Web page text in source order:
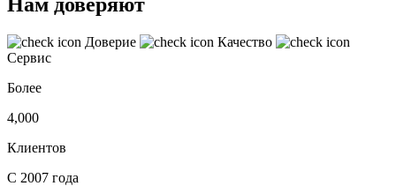
Доверие
Качество
Сервис
Более
4,000
Клиентов
С 2007 года